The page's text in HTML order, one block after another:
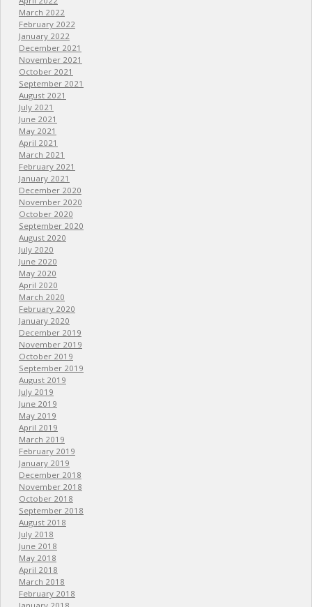
March 2022
February 2022
January 2022
December 2021
November 2021
October 2021
September 2021
August 2021
July 2021
June 2021
May 2021
April 2021
March 2021
February 2021
January 2021
December 2020
November 2020
October 2020
September 2020
August 2020
July 2020
June 2020
May 2020
April 2020
March 2020
February 2020
January 2020
December 2019
November 2019
October 2019
September 2019
August 2019
July 2019
June 2019
May 2019
April 2019
March 2019
February 2019
January 2019
December 2018
November 2018
October 2018
September 2018
August 2018
July 2018
June 2018
May 2018
April 2018
March 2018
February 2018